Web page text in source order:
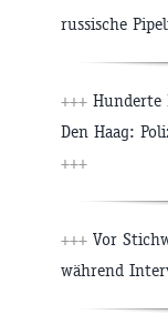
russische
+++ Hunderte
Den Haag:
+++
+++ Vor
während